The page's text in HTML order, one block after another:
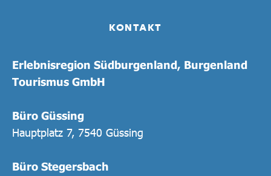
KONTAKT
Erlebnisregion Südburgenland, Burgenland
Tourismus GmbH
Büro Güssing
Hauptplatz 7, 7540 Güssing
Büro Stegersbach